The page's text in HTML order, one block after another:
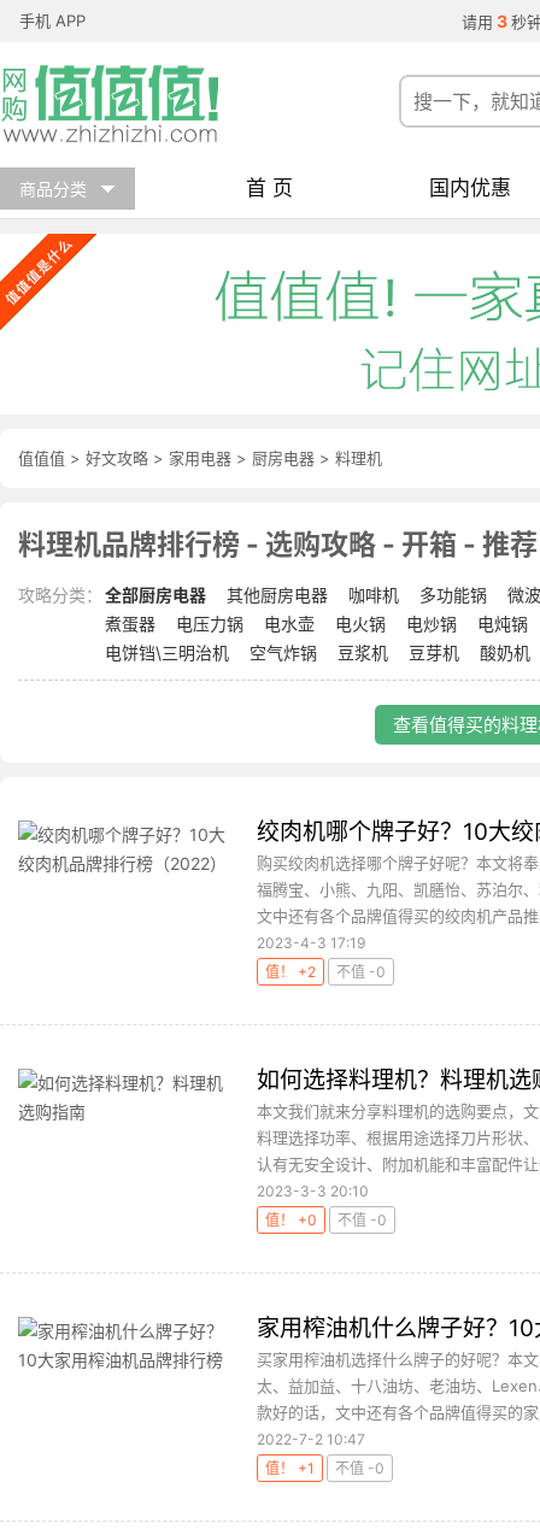
手机 APP 请用 3 秒
商品分类 首 页 国内优惠
值值值 > 好文攻略 > 家用电器 > 厨房电器 > 料理机
料理机品牌排行榜 - 选购攻略 - 开箱 - 推荐
攻略分类： 全部厨房电器 其他厨房电器 咖啡机 多功能锅
微
煮蛋器
电压力锅 电水壶 电火锅 电炒锅
电炖锅
电饼铛\三明治机
空气炸锅 豆浆机 豆芽机 酸奶机
查看值得买的料
绞肉机哪个牌子好？10大
购买绞肉机选择哪个牌子好呢？本文将
福腾宝、小熊、九阳、凯膳怡、苏泊尔
文中还有各个品牌值得买的绞肉机产品
2023-4-3 17:19
值！ +2
不值 -0
如何选择料理机？料理机选
本文我们就来分享料理机的选购要点，
料理选择功率、根据用途选择刀片形状
认有无安全设计、附加机能和丰富配件
2023-3-3 20:10
值！ +0
不值 -0
家用榨油机什么牌子好？
买家用榨油机选择什么牌子的好呢？本
太、益加益、十八油坊、老油坊、
款好的话，文中还有各个品牌值得买的
2022-7-2 10:47
值！ +1
不值 -0